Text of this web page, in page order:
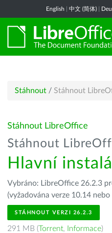
English 中文 (简体)
Stáhnout / Stáhnout
Stáhnout LibreOffice
Stáhnout
Hlavní
Vybráno: LibreOffice 26.2.3
(vyžadována verze 10.14
STÁHNOUT VERZI 26.2.3
291 MB (Torrent, Informace)